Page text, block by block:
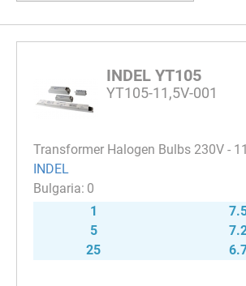
INDEL YT105
YT105-11,5V-001
Transformer Halogen Bulbs 230V -
INDEL
0
1
5
25